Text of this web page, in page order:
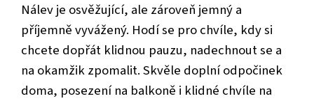
Nálev je osvěžující, ale zároveň jemný a
příjemně vyvážený. Hodí se pro chvíle, kdy si
chcete dopřát klidnou pauzu, nadechnout se a
na okamžik zpomalit. Skvěle doplní odpočinek
doma, posezení na balkoně i klidné chvíle na